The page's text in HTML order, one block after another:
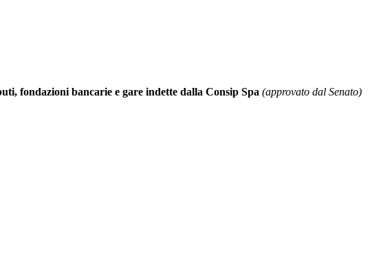
fondazioni bancarie e gare indette dalla Consip Spa (approvato dal Senato)